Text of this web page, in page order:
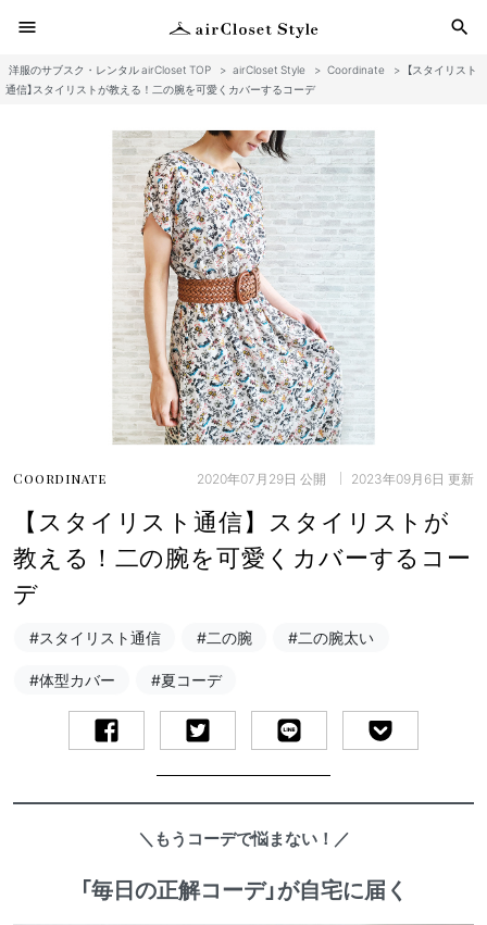
menu search
検
洋服のサブスク・レンタル airCloset TOP > airCloset Style > Coordinate > 【スタイリスト
通信】スタイリストが教える！二の腕を可愛くカバーするコーデ
Coordinate 2020年07月29日 公開 2023年09月6日 更新
【スタイリスト通信】スタイリストが
教える！二の腕を可愛くカバーするコー
デ
#スタイリスト通信 #二の腕
#二の腕太い
#体型カバー
#夏コーデ
＼もうコーデで悩まない！／
「毎日の正解コーデ」が自宅に届く